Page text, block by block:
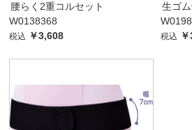
腰らく2重コルセット
W0138368
税込 ￥3,608
生ゴ
税込